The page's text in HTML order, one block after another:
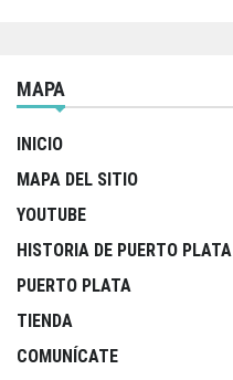
MAPA
INICIO
MAPA DEL SITIO
YOUTUBE
HISTORIA DE PUERTO PLATA
PUERTO PLATA
TIENDA
COMUNÍCATE